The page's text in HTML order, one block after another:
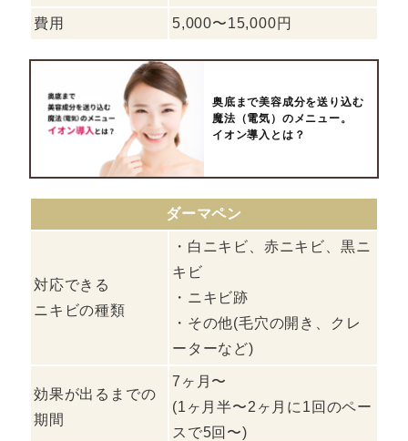
費用 5,000〜15,000円
奥底まで美容成分を送り込む
魔法（電気）のメニュー。
イオン導入とは？
ダーマペン
対応できる
ニキビの種類
・白ニキビ、赤ニキビ、黒ニ
キビ
・ニキビ跡
・その他(毛穴の開き、クレ
ーターなど)
効果が出るまでの
期間
7ヶ月〜
(1ヶ月半〜2ヶ月に1回のペー
スで5回〜)